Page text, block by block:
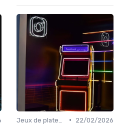
•
22/02/2026